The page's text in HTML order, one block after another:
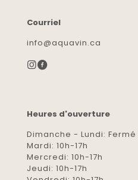
Courriel
info@aquavin.ca
Heures d'ouverture
Dimanche - Lundi: Fermé
Mardi: 10h-17h
Mercredi: 10h-17h
Jeudi: 10h-17h